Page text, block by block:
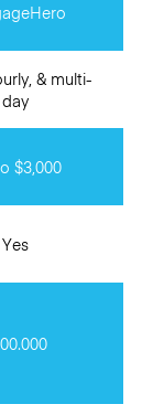
& multi-
day
$3,000
Yes